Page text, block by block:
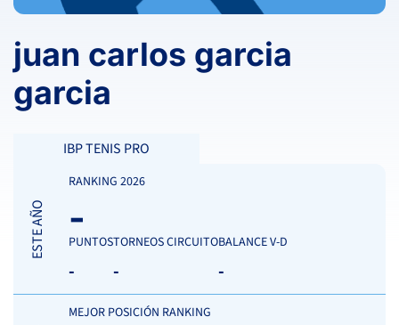
juan carlos garcia
garcia
IBP TENIS PRO
ESTE AÑO
RANKING 2026
-
PUNTOS
-
TORNEOS CIRCUITO
-
BALANCE V-D
-
MEJOR POSICIÓN RANKING